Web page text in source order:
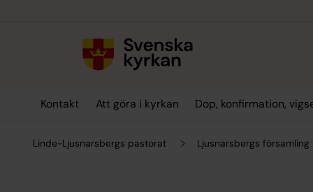
Kontakt Att göra i kyrkan Dop, konfirmation,
Linde-Ljusnarsbergs pastorat Ljusnarsbergs församling